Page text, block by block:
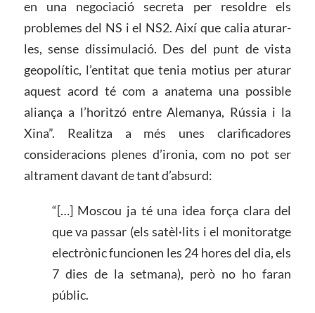
en una negociació secreta per resoldre els
problemes del NS i el NS2. Així que calia aturar-
les, sense dissimulació. Des del punt de vista
geopolític, l’entitat que tenia motius per aturar
aquest acord té com a anatema una possible
aliança a l’horitzó entre Alemanya, Rússia i la
Xina”. Realitza a més unes clarificadores
consideracions plenes d’ironia, com no pot ser
altrament davant de tant d’absurd:
“[…] Moscou ja té una idea força clara del
que va passar (els satèl·lits i el monitoratge
electrònic funcionen les 24 hores del dia, els
7 dies de la setmana), però no ho faran
públic.